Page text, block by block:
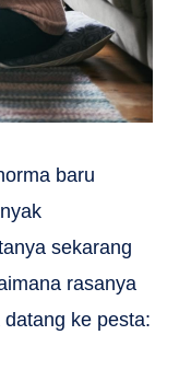
baru
sekarang
rasanya
ke pesta: